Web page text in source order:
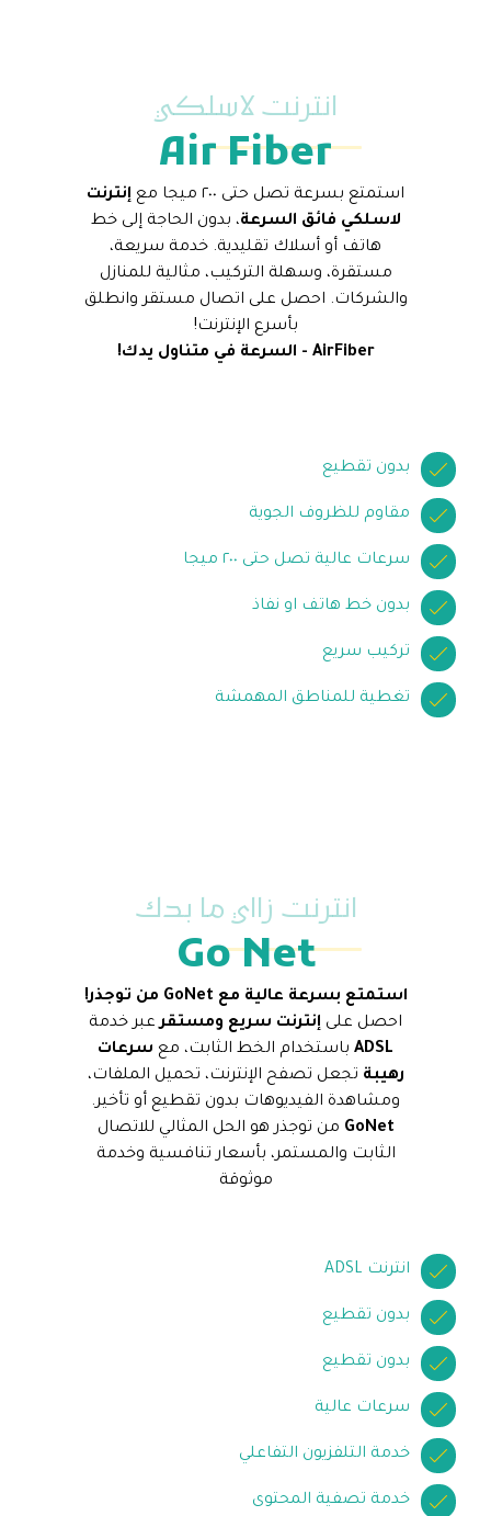
انترنت لاسلكي
Air Fiber
استمتع بسرعة تصل حتى ٢٠٠ ميجا مع
إنترنت
لاسلكي فائق السرعة، بدون الحاجة إلى خط
هاتف أو أسلاك تقليدية. خدمة سريعة،
مستقرة، وسهلة التركيب، مثالية للمنازل
والشركات. احصل على اتصال مستقر وانطلق
بأسرع الإنترنت!
AirFiber - السرعة في متناول يدك!
بدون تقطيع
مقاوم للظروف الجوية
سرعات عالية تصل حتى ٢٠٠ ميجا
بدون خط هاتف او نفاذ
تركيب سريع
تغطية للمناطق المهمشة
انترنت زااي ما بدك
Go Net
استمتع بسرعة عالية مع GoNet من توجذر!
احصل على إنترنت سريع ومستقرعبر خدمة
ADSL باستخدام الخط الثابت، مع سرعات
رهيبة تجعل تصفح الإنترنت، تحميل الملفات،
ومشاهدة الفيديوهات بدون تقطيع أو تأخير.
GoNet من توجذر هو الحل المثالي للاتصال
الثابت والمستمر، بأسعار تنافسية وخدمة
موثوقة
انترنت ADSL
بدون تقطيع
بدون تقطيع
سرعات عالية
خدمة التلفزيون التفاعلي
خدمة تصفية المحتوى